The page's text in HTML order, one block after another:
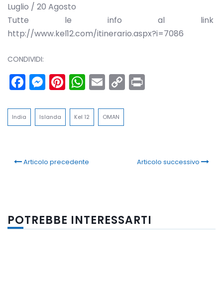
Luglio / 20 Agosto
Tutte le info al link
http://www.kel12.com/itinerario.aspx?i=7086
CONDIVIDI:
Facebook
Messenger
Pinterest
WhatsApp
Email
Copy
India Islanda Kel 12 OMAN
Articolo precedente Articolo successivo
POTREBBE INTERESSARTI